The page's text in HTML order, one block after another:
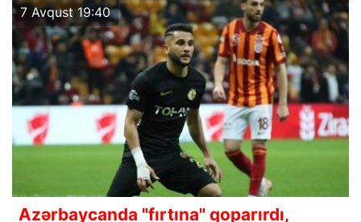
7 Avqust 19:40
Azərbaycanda "fırtına" qoparırdı,